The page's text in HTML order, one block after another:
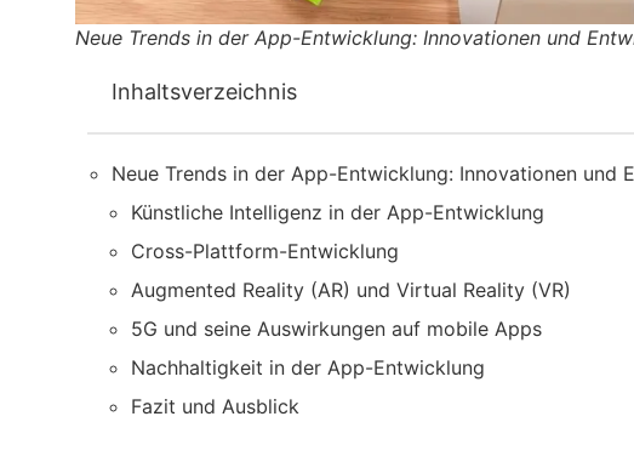
Neue Trends in der App-Entwicklung: Innovationen und
Inhaltsverzeichnis
Neue Trends in der App-Entwicklung: Innovationen und
Künstliche Intelligenz in der App-Entwicklung
Cross-Plattform-Entwicklung
Augmented Reality (AR) und Virtual Reality (VR)
5G und seine Auswirkungen auf mobile Apps
Nachhaltigkeit in der App-Entwicklung
Fazit und Ausblick